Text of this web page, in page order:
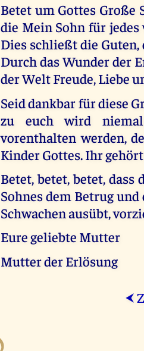
Betet um Gottes Große
die Mein Sohn für
Dies schließt die
Durch das Wunder der
der Welt Freude, Liebe
Seid dankbar für diese
zu euch wird
vorenthalten werden,
Kinder Gottes. Ihr
Betet, betet, betet,
Sohnes dem Betrug
Schwachen ausübt,
Eure geliebte Mutter
Mutter der Erlösung
⮜